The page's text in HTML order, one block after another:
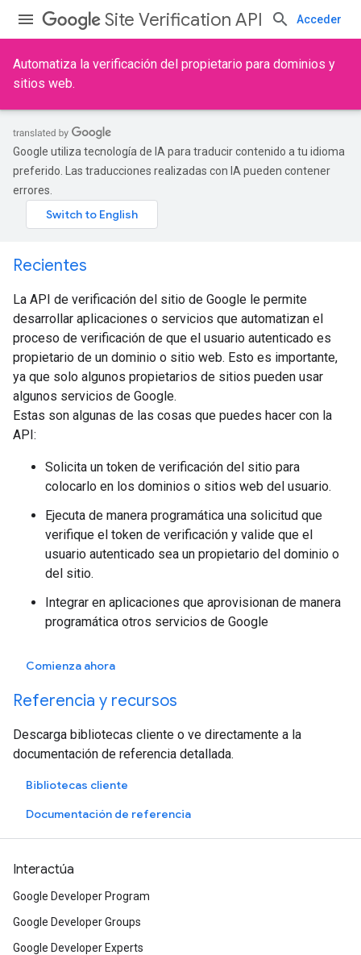
Site Verification API Acceder
Automatiza la verificación del propietario para dominios y
sitios web.
Google utiliza tecnología de IA para traducir contenido a tu idioma
preferido. Las traducciones realizadas con IA pueden contener
errores.
Recientes
La API de verificación del sitio de Google le permite
desarrollar aplicaciones o servicios que automatizan el
proceso de verificación de que el usuario autenticado es
propietario de un dominio o sitio web. Esto es importante,
ya que solo algunos propietarios de sitios pueden usar
algunos servicios de Google.
Estas son algunas de las cosas que puedes hacer con la
API:
Solicita un token de verificación del sitio para
colocarlo en los dominios o sitios web del usuario.
Ejecuta de manera programática una solicitud que
verifique el token de verificación y valide que el
usuario autenticado sea un propietario del dominio o
del sitio.
Integrar en aplicaciones que aprovisionan de manera
programática otros servicios de Google
Comienza ahora
Referencia y recursos
Descarga bibliotecas cliente o ve directamente a la
documentación de referencia detallada.
Bibliotecas cliente
Documentación de referencia
Interactúa
Google Developer Program
Google Developer Groups
Google Developer Experts